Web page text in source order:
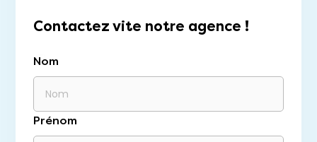
Contactez vite notre agence !
Nom
Prénom